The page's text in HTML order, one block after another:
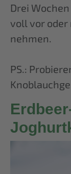
Drei
voll vor oder
nehmen.
PS.: